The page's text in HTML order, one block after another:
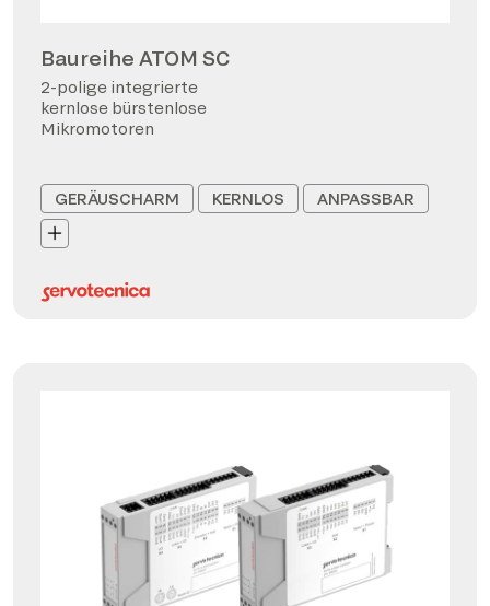
Baureihe ATOM SC
2-polige integrierte
kernlose bürstenlose
Mikromotoren
GERÄUSCHARM KERNLOS ANPASSBAR